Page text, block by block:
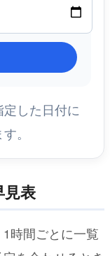
した日付に
。
見表
時間ごとに一覧